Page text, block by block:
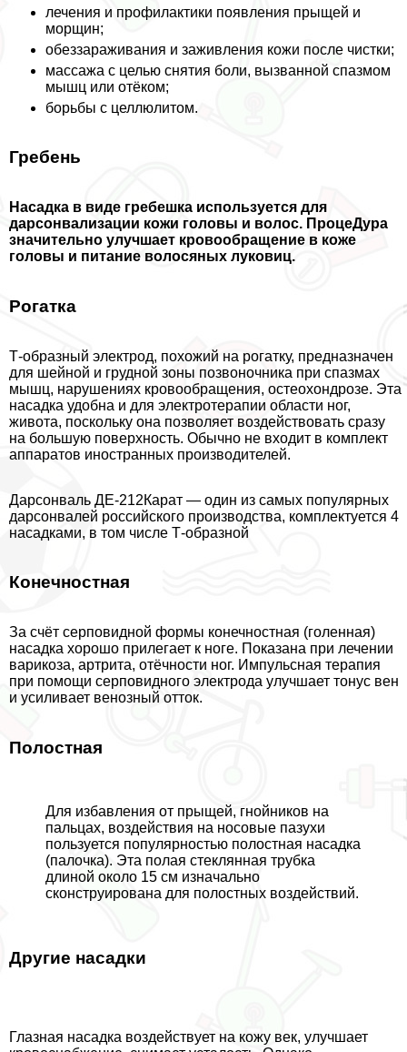
лечения и профилактики появления прыщей и
морщин;
обеззараживания и заживления кожи после чистки;
массажа с целью снятия боли, вызванной спазмом
мышц или отёком;
борьбы с целлюлитом.
Гребень
Насадка в виде гребешка используется для
дарсонвализации кожи головы и волос. ПроцеДypa
значительно улучшает кровообращение в коже
головы и питание волосяных луковиц.
Рогатка
Т-образный электрод, похожий на рогатку, предназначен
для шейной и грудной зоны позвоночника при спазмах
мышц, нарушениях кровообращения, остеохондрозе. Эта
насадка удобна и для электротерапии области ног,
живота, поскольку она позволяет воздействовать сразу
на большую поверхность. Обычно не входит в комплект
аппаратов иностранных производителей.
Дарсонваль ДЕ-212Карат — один из самых популярных
дарсонвалей российского производства, комплектуется 4
насадками, в том числе Т-образной
Конечностная
За счёт серповидной формы конечностная (голенная)
насадка хорошо прилегает к ноге. Показана при лечении
варикоза, артрита, отёчности ног. Импульсная терапия
при помощи серповидного электрода улучшает тонус вен
и усиливает венозный отток.
Полостная
Для избавления от прыщей, гнойников на
пальцах, воздействия на носовые пазухи
пользуется популярностью полостная насадка
(палочка). Эта полая стеклянная трубка
длиной около 15 см изначально
сконструирована для полостных воздействий.
Другие насадки
Глазная насадка воздействует на кожу век, улучшает